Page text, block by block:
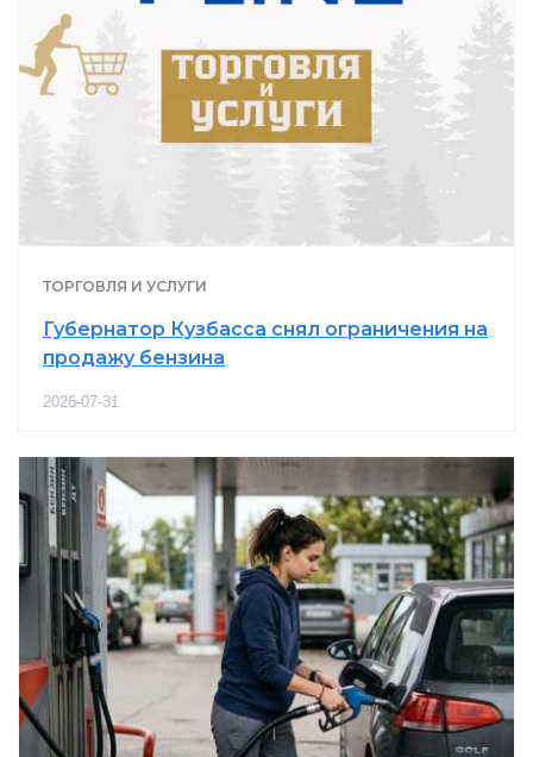
ТОРГОВЛЯ И УСЛУГИ
Губернатор Кузбасса снял ограничения на
продажу бензина
2026-07-31